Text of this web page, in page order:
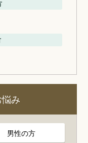
み
男性の方